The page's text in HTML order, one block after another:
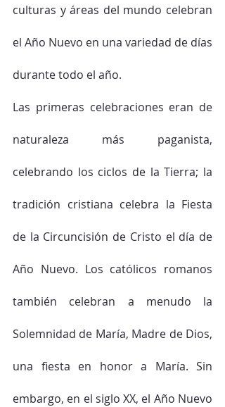
culturas y áreas del mundo celebran
el Año Nuevo en una variedad de días
durante todo el año.
Las primeras celebraciones eran de
naturaleza más paganista,
celebrando los ciclos de la Tierra; la
tradición cristiana celebra la Fiesta
de la Circuncisión de Cristo el día de
Año Nuevo. Los católicos romanos
también celebran a menudo la
Solemnidad de María, Madre de Dios,
una fiesta en honor a María. Sin
embargo, en el siglo XX, el Año Nuevo